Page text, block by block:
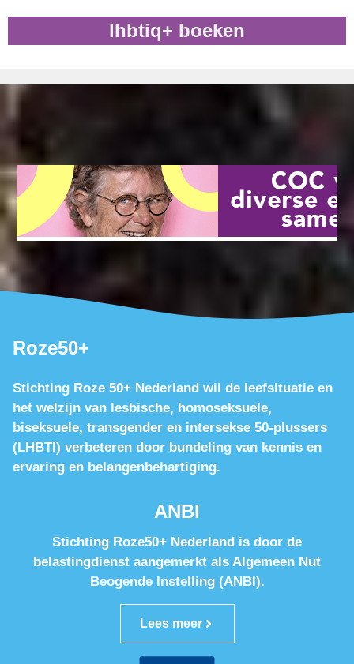
lhbtiq+ boeken
Roze50+
Stichting Roze 50+ Nederland wil de leefsituatie en
het welzijn van lesbische, homoseksuele,
biseksuele, transgender en intersekse 50-plussers
(LHBTI) verbeteren door bundeling van kennis en
ervaring en belangenbehartiging.
ANBI
Stichting Roze50+ Nederland is door de
belastingdienst aangemerkt als Algemeen Nut
Beogende Instelling (ANBI).
Lees meer